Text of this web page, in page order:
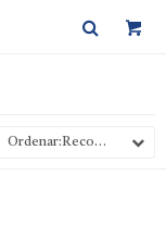
Recomendados